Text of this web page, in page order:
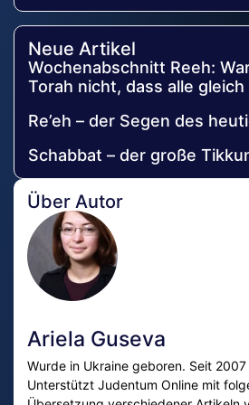
Neue Artikel
Wochenabschnitt Reeh:
Torah nicht, dass alle gleich
Re’eh – der Segen des
Schabbat – der große
Über Autor
Ariela Guseva
Wurde in Ukraine geboren. Seit
Unterstützt Judentum Online mit